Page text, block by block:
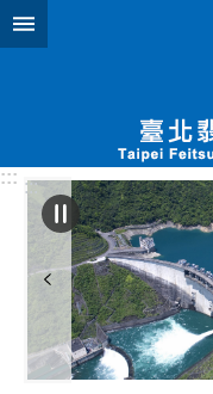
跳到主要內容區塊
::: :::